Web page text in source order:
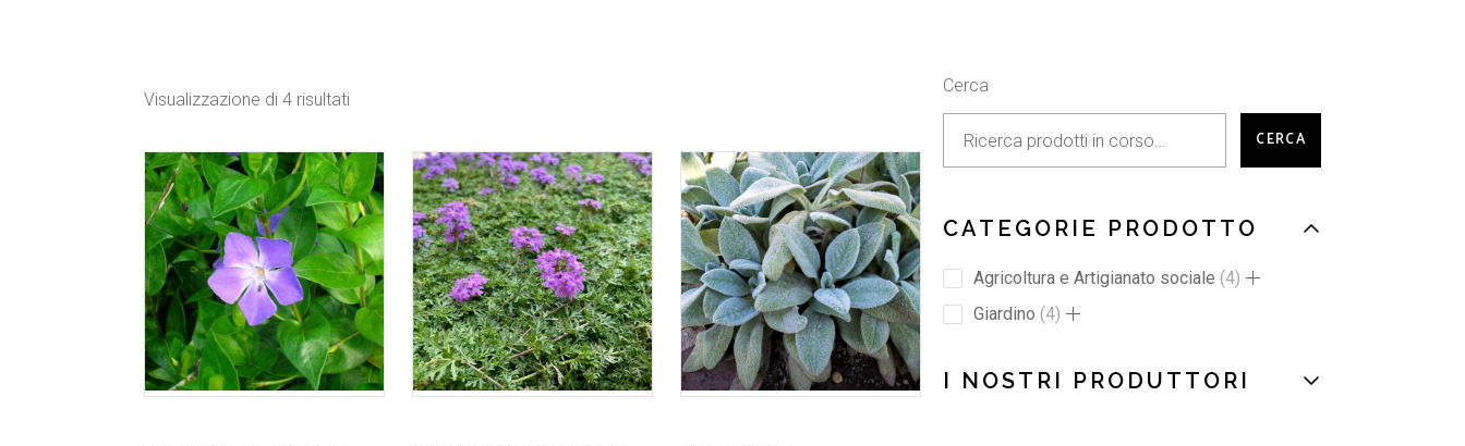
Visualizzazione di 4 risultati
Cerca
CERCA
CATEGORIE PRODOTTO
Agricoltura e Artigianato sociale 4
Giardino 4
I NOSTRI PRODUTTORI